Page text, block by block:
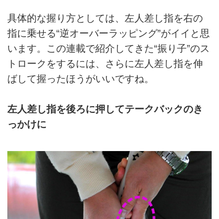
具体的な握り方としては、左人差し指を右の
指に乗せる“逆オーバーラッピング”がイイと思
います。この連載で紹介してきた“振り子”のス
トロークをするには、さらに左人差し指を伸
ばして握ったほうがいいですね。
左人差し指を後ろに押してテークバックのき
っかけに